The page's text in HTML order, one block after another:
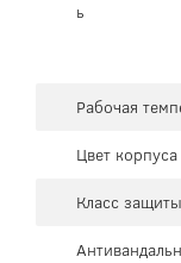
ь
Рабочая
Цвет корпуса
Класс защиты